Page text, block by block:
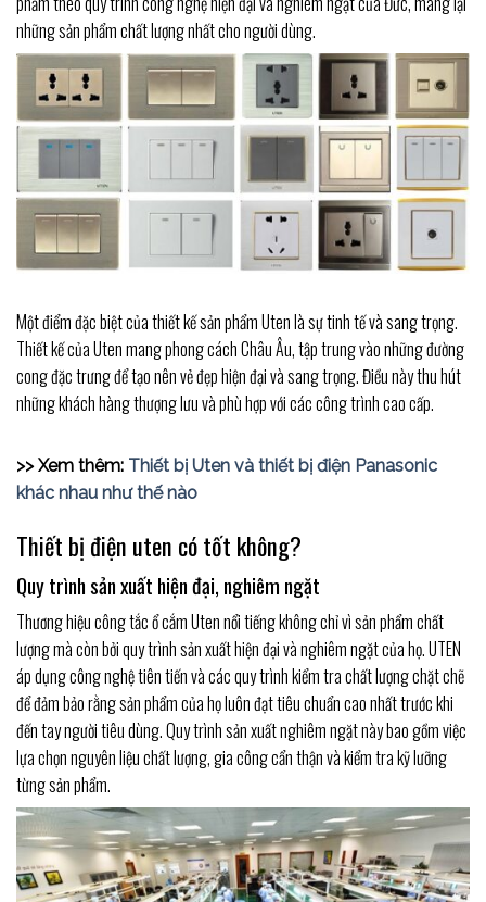
những sản phẩm chất lượng nhất cho người dùng.
Một điểm đặc biệt của thiết kế sản phẩm Uten là sự tinh tế và sang trọng.
Thiết kế của Uten mang phong cách Châu Âu, tập trung vào những đường
cong đặc trưng để tạo nên vẻ đẹp hiện đại và sang trọng. Điều này thu hút
những khách hàng thượng lưu và phù hợp với các công trình cao cấp.
>> Xem thêm: Thiết bị Uten và thiết bị điện Panasonic
khác nhau như thế nào
Thiết bị điện uten có tốt không?
Quy trình sản xuất hiện đại, nghiêm ngặt
Thương hiệu công tắc ổ cắm Uten nổi tiếng không chỉ vì sản phẩm chất
lượng mà còn bởi quy trình sản xuất hiện đại và nghiêm ngặt của họ. UTEN
áp dụng công nghệ tiên tiến và các quy trình kiểm tra chất lượng chặt chẽ
để đảm bảo rằng sản phẩm của họ luôn đạt tiêu chuẩn cao nhất trước khi
đến tay người tiêu dùng. Quy trình sản xuất nghiêm ngặt này bao gồm việc
lựa chọn nguyên liệu chất lượng, gia công cẩn thận và kiểm tra kỹ lưỡng
từng sản phẩm.